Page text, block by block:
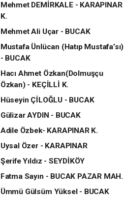
Mehmet DEMİRKALE - KARAPINAR
K.
Mehmet Ali Uçar - BUCAK
Mustafa Ünlücan (Hatıp Mustafa’sı)
- BUCAK
Hacı Ahmet Özkan(Dolmuşçu
Özkan) - KEÇİLLİ K.
Hüseyin ÇİLOĞLU - BUCAK
Gülizar AYDIN - BUCAK
Adile Özbek- KARAPINAR K.
Uysal Özer - KARAPINAR
Şerife Yıldız - SEYDİKÖY
Fatma Sayın - BUCAK PAZAR MAH.
Ümmü Gülsüm Yüksel - BUCAK